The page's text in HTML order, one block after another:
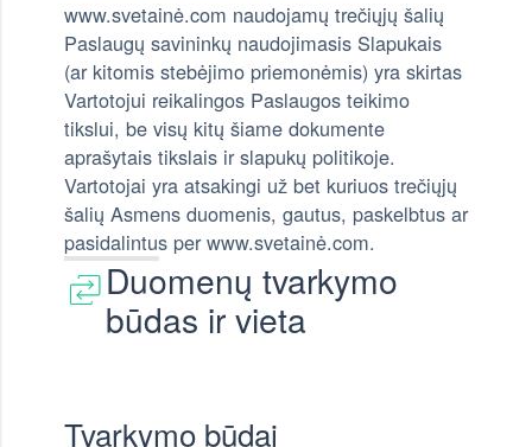
www.svetainė.com naudojamų trečiųjų šalių
Paslaugų savininkų naudojimasis Slapukais
(ar kitomis stebėjimo priemonėmis) yra skirtas
Vartotojui reikalingos Paslaugos teikimo
tikslui, be visų kitų šiame dokumente
aprašytais tikslais ir slapukų politikoje.
Vartotojai yra atsakingi už bet kuriuos trečiųjų
šalių Asmens duomenis, gautus, paskelbtus ar
pasidalintus per www.svetainė.com.
Duomenų tvarkymo
būdas ir vieta
Tvarkymo būdai